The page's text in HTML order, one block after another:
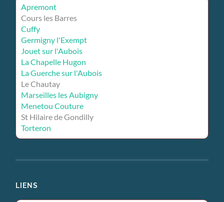
Apremont
Cours les Barres
Cuffy
Germigny l'Exempt
Jouet sur l'Aubois
La Chapelle Hugon
La Guerche sur l'Aubois
Le Chautay
Marseilles les Aubigny
Menetou Couture
St Hilaire de Gondilly
Torteron
LIENS